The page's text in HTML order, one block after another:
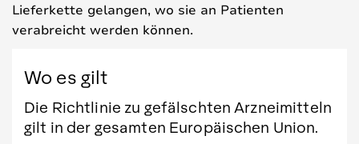
Lieferkette gelangen, wo sie an Patienten
verabreicht werden können.
Wo es gilt
Die Richtlinie zu gefälschten Arzneimitteln
gilt in der gesamten Europäischen Union.